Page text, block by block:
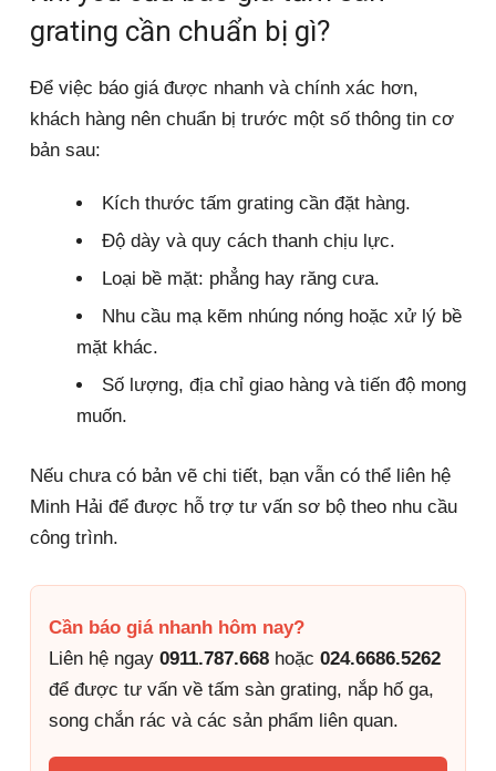
grating cần chuẩn bị gì?
Để việc báo giá được nhanh và chính xác hơn,
khách hàng nên chuẩn bị trước một số thông tin cơ
bản sau:
Kích thước tấm grating cần đặt hàng.
Độ dày và quy cách thanh chịu lực.
Loại bề mặt: phẳng hay răng cưa.
Nhu cầu mạ kẽm nhúng nóng hoặc xử lý bề
mặt khác.
Số lượng, địa chỉ giao hàng và tiến độ mong
muốn.
Nếu chưa có bản vẽ chi tiết, bạn vẫn có thể liên hệ
Minh Hải để được hỗ trợ tư vấn sơ bộ theo nhu cầu
công trình.
Cần báo giá nhanh hôm nay?
Liên hệ ngay 0911.787.668 hoặc 024.6686.5262
để được tư vấn về tấm sàn grating, nắp hố ga,
song chắn rác và các sản phẩm liên quan.